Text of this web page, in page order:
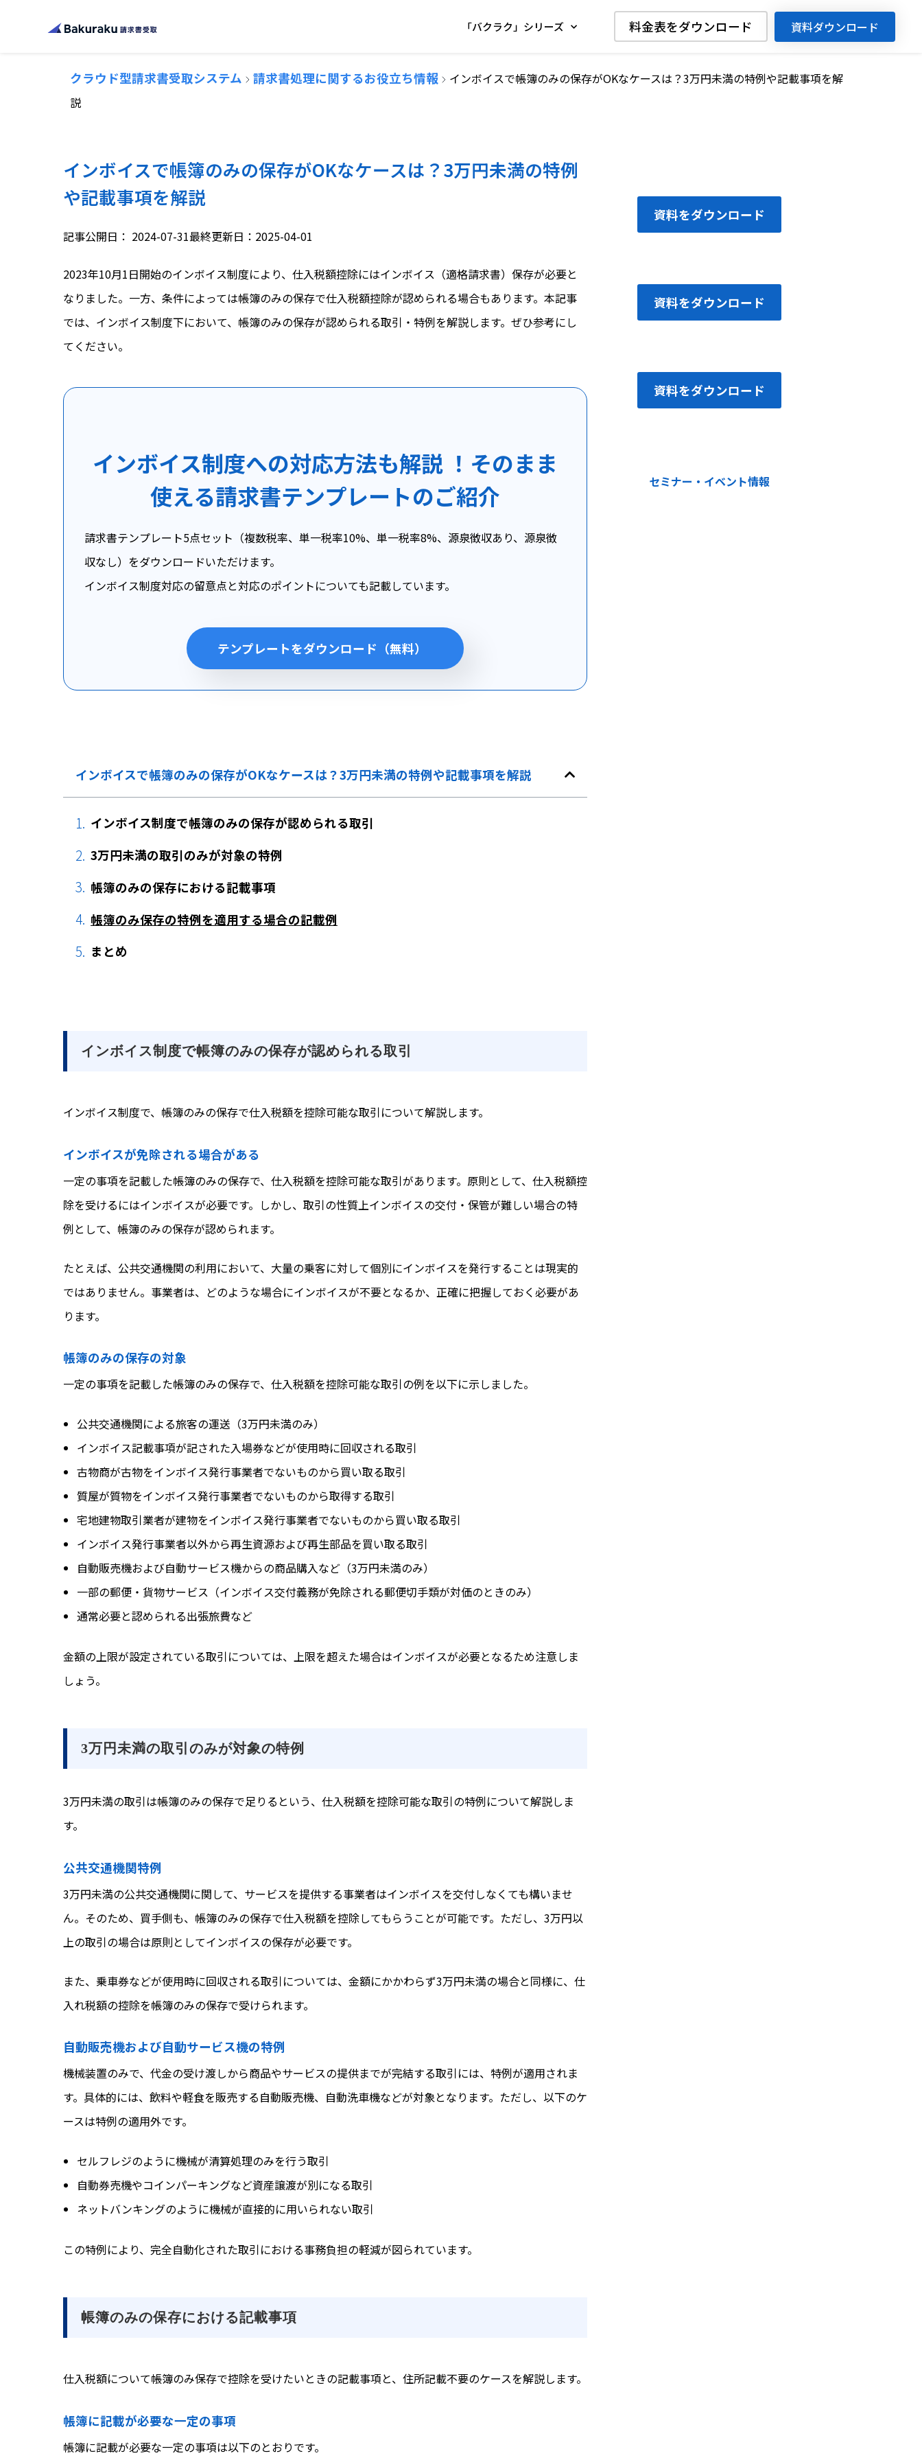
「バクラク」シリーズ 料金表をダウンロード 資料ダウンロード
クラウド型請求書受取システム 請求書処理に関するお役立ち情報
インボイスで帳簿のみの保存がOKなケースは？3万円未満の特例や記載事項を解
説
インボイスで帳簿のみの保存がOKなケースは？3万円未満の特例
や記載事項を解説
記事公開日： 2024-07-31最終更新日：2025-04-01
2023年10月1日開始のインボイス制度により、仕入税額控除にはインボイス（適格請求書）保存が必要と
なりました。一方、条件によっては帳簿のみの保存で仕入税額控除が認められる場合もあります。本記事
では、インボイス制度下において、帳簿のみの保存が認められる取引・特例を解説します。ぜひ参考にし
てください。
インボイス制度への対応方法も解説 ！そのまま
使える請求書テンプレートのご紹介
請求書テンプレート5点セット（複数税率、単一税率10%、単一税率8%、源泉徴収あり、源泉徴
収なし）をダウンロードいただけます。
インボイス制度対応の留意点と対応のポイントについても記載しています。
テンプレートをダウンロード（無料）
インボイスで帳簿のみの保存がOKなケースは？3万円未満の特例や記載事項を解説
インボイス制度で帳簿のみの保存が認められる取引
3万円未満の取引のみが対象の特例
帳簿のみの保存における記載事項
帳簿のみ保存の特例を適用する場合の記載例
まとめ
インボイス制度で帳簿のみの保存が認められる取引
インボイス制度で、帳簿のみの保存で仕入税額を控除可能な取引について解説します。
インボイスが免除される場合がある
一定の事項を記載した帳簿のみの保存で、仕入税額を控除可能な取引があります。原則として、仕入税額控
除を受けるにはインボイスが必要です。しかし、取引の性質上インボイスの交付・保管が難しい場合の特
例として、帳簿のみの保存が認められます。
たとえば、公共交通機関の利用において、大量の乗客に対して個別にインボイスを発行することは現実的
ではありません。事業者は、どのような場合にインボイスが不要となるか、正確に把握しておく必要があ
ります。
帳簿のみの保存の対象
一定の事項を記載した帳簿のみの保存で、仕入税額を控除可能な取引の例を以下に示しました。
公共交通機関による旅客の運送（3万円未満のみ）
インボイス記載事項が記された入場券などが使用時に回収される取引
古物商が古物をインボイス発行事業者でないものから買い取る取引
質屋が質物をインボイス発行事業者でないものから取得する取引
宅地建物取引業者が建物をインボイス発行事業者でないものから買い取る取引
インボイス発行事業者以外から再生資源および再生部品を買い取る取引
自動販売機および自動サービス機からの商品購入など（3万円未満のみ）
一部の郵便・貨物サービス（インボイス交付義務が免除される郵便切手類が対価のときのみ）
通常必要と認められる出張旅費など
金額の上限が設定されている取引については、上限を超えた場合はインボイスが必要となるため注意しま
しょう。
3万円未満の取引のみが対象の特例
3万円未満の取引は帳簿のみの保存で足りるという、仕入税額を控除可能な取引の特例について解説しま
す。
公共交通機関特例
3万円未満の公共交通機関に関して、サービスを提供する事業者はインボイスを交付しなくても構いませ
ん。そのため、買手側も、帳簿のみの保存で仕入税額を控除してもらうことが可能です。ただし、3万円以
上の取引の場合は原則としてインボイスの保存が必要です。
また、乗車券などが使用時に回収される取引については、金額にかかわらず3万円未満の場合と同様に、仕
入れ税額の控除を帳簿のみの保存で受けられます。
自動販売機および自動サービス機の特例
機械装置のみで、代金の受け渡しから商品やサービスの提供までが完結する取引には、特例が適用されま
す。具体的には、飲料や軽食を販売する自動販売機、自動洗車機などが対象となります。ただし、以下のケ
ースは特例の適用外です。
セルフレジのように機械が清算処理のみを行う取引
自動券売機やコインパーキングなど資産譲渡が別になる取引
ネットバンキングのように機械が直接的に用いられない取引
この特例により、完全自動化された取引における事務負担の軽減が図られています。
帳簿のみの保存における記載事項
仕入税額について帳簿のみ保存で控除を受けたいときの記載事項と、住所記載不要のケースを解説します。
帳簿に記載が必要な一定の事項
帳簿に記載が必要な一定の事項は以下のとおりです。
資料をダウンロード
資料をダウンロード
資料をダウンロード
セミナー・イベント情報